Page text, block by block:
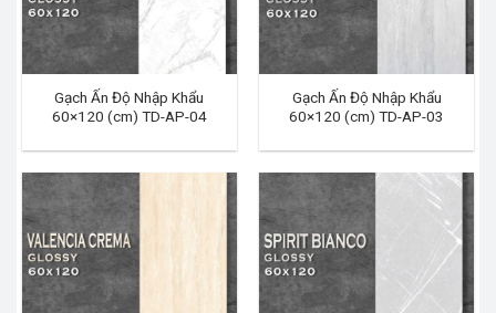
Gạch Ấn Độ Nhập Khẩu
60×120 (cm) TD-AP-04
Gạch Ấn Độ Nhập Khẩu
60×120 (cm) TD-AP-03